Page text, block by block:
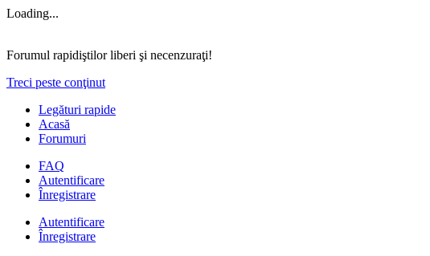
Loading...
Forumul rapidiştilor liberi şi necenzuraţi!
Treci peste conţinut
Legături rapide
Acasă
Forumuri
FAQ
Autentificare
Înregistrare
Autentificare
Înregistrare